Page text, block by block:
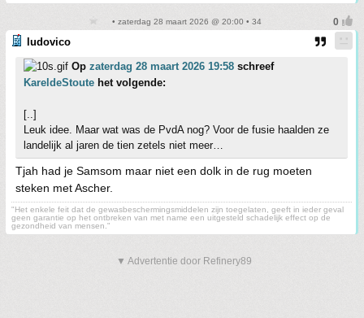
• zaterdag 28 maart 2026 @ 20:00 • 34
ludovico
Op zaterdag 28 maart 2026 19:58 schreef
KareldeStoute het volgende:
[..]
Leuk idee. Maar wat was de PvdA nog? Voor de fusie haalden ze
landelijk al jaren de tien zetels niet meer…
Tjah had je Samsom maar niet een dolk in de rug moeten
steken met Ascher.
"Het enkele feit dat de gewasbeschermingsmiddelen zijn toegelaten, geeft in ieder geval
geen garantie op het ontbreken van met name een uitgesteld schadelijk effect op de
gezondheid van mensen."
▼ Advertentie door Refinery89